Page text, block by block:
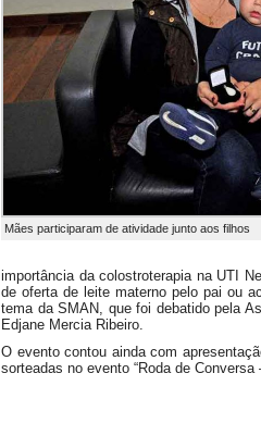
Mães participaram de atividade junto aos filhos
importância da colostroterapia na UTI
de oferta de leite materno pelo pai ou
tema da SMAN, que foi debatido pela
Edjane Mercia Ribeiro.
O evento contou ainda com
sorteadas no evento “Roda de